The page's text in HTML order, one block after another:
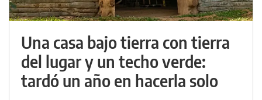
Una casa bajo tierra con tierra
del lugar y un techo verde:
tardó un año en hacerla solo